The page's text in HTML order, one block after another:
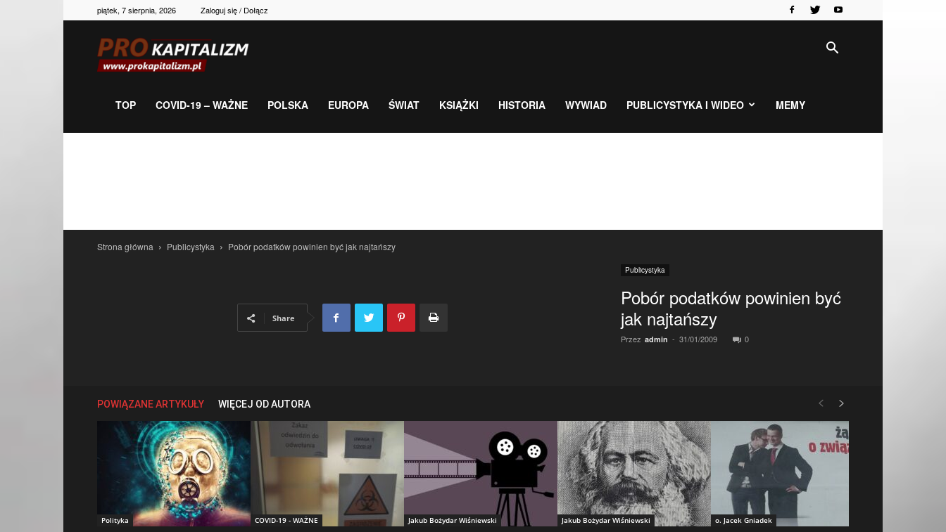
piątek, 7 sierpnia, 2026 Zaloguj się / Dołącz
gospodarka,
TOP COVID-19 – WAŻNE POLSKA EUROPA ŚWIAT KSIĄŻKI HISTORIA WYWIAD PUBLICYSTYKA I WIDEO MEMY
Strona główna Publicystyka Pobór podatków powinien być jak najtańszy
Publicystyka
Pobór podatków powinien być
jak najtańszy
Przez admin - 31/01/2009 0
Share
POWIĄZANE ARTYKUŁY WIĘCEJ OD AUTORA
Polityka COVID-19 - WAŻNE Jakub Bożydar Wiśniewski Jakub Bożydar Wiśniewski o. Jacek Gniadek